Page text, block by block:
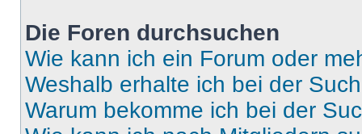
Die Foren durchsuchen
Wie kann ich ein Forum oder
Weshalb erhalte ich bei der
Warum bekomme ich bei der